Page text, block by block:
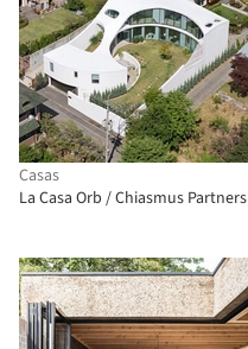
Casas
La Casa Orb / Chiasmus Partners